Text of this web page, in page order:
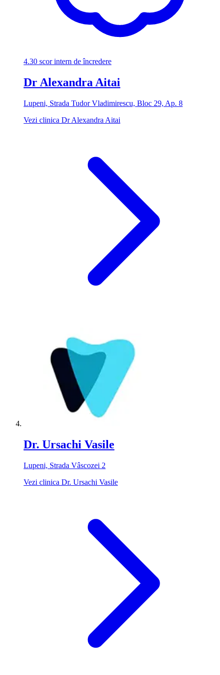
4.30 scor intern de încredere
Dr Alexandra Aitai
Lupeni, Strada Tudor Vladimirescu, Bloc 29, Ap. 8
Vezi clinica Dr Alexandra Aitai
Dr. Ursachi Vasile
Lupeni, Strada Vâscozei 2
Vezi clinica Dr. Ursachi Vasile